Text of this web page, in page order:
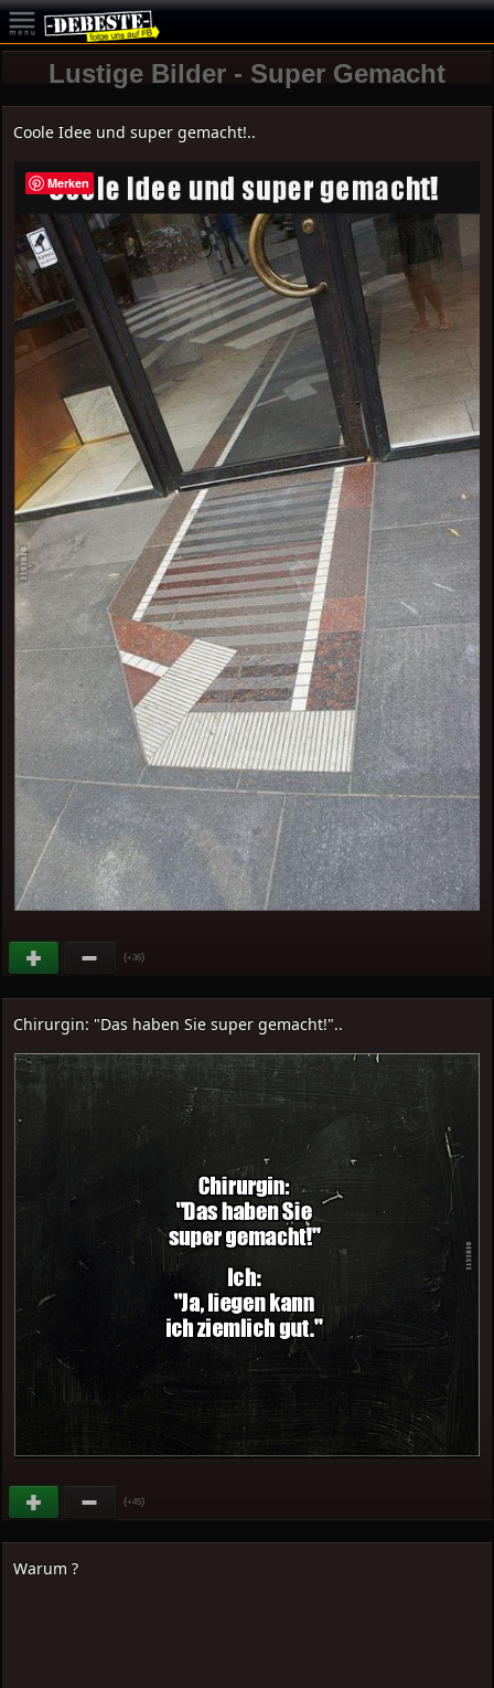
Lustige Bilder - Super Gemacht
Coole Idee und super gemacht!..
(+36)
Chirurgin: "Das haben Sie super gemacht!"..
(+45)
Warum ?
Merken